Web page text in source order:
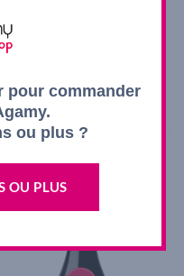
et les repas entre
wishlist
pour commander
ou plus ?
OU PLUS